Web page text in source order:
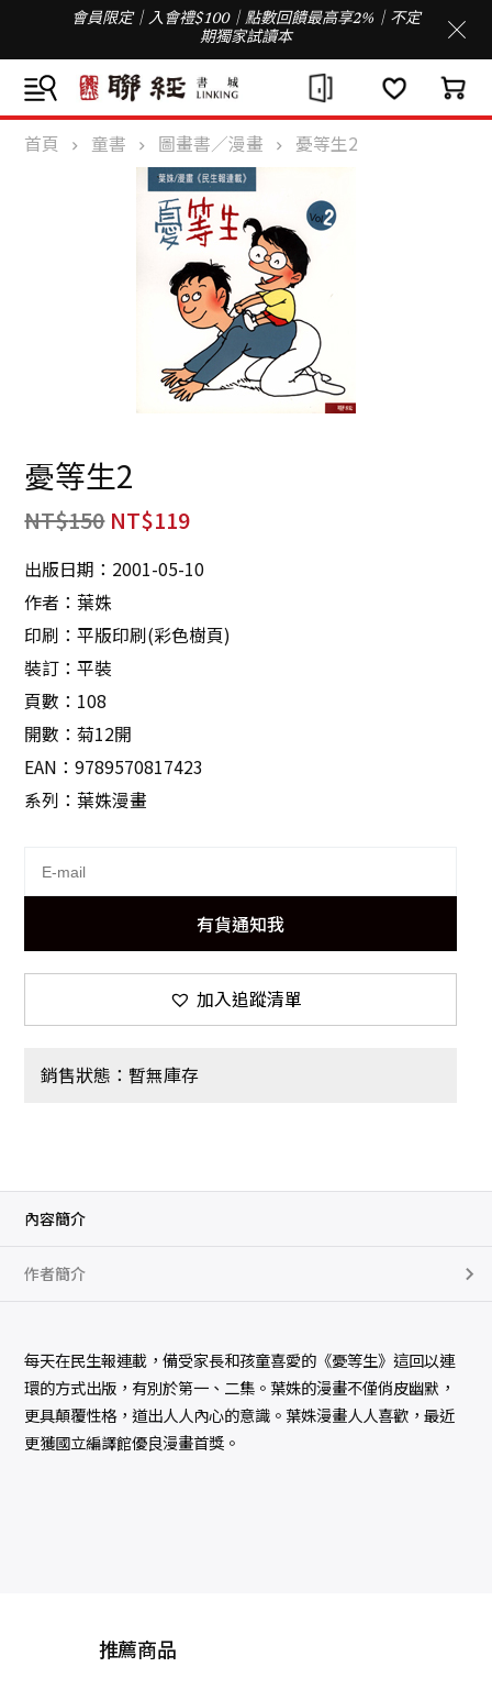
會員限定｜入會禮$100｜點數回饋最高享2%｜不定
期獨家試讀本
首頁 童書 圖畫書／漫畫 憂等生2
憂等生2
NT$150 NT$119
出版日期：2001-05-10
作者：葉姝
印刷：平版印刷(彩色樹頁)
裝訂：平裝
頁數：108
開數：菊12開
EAN：9789570817423
系列：葉姝漫畫
有貨通知我
加入追蹤清單
銷售狀態：暫無庫存
內容簡介
作者簡介
每天在民生報連載，備受家長和孩童喜愛的《憂等生》這回以連
環的方式出版，有別於第一、二集。葉姝的漫畫不僅俏皮幽默，
更具顛覆性格，道出人人內心的意識。葉姝漫畫人人喜歡，最近
更獲國立編譯館優良漫畫首獎。
推薦商品